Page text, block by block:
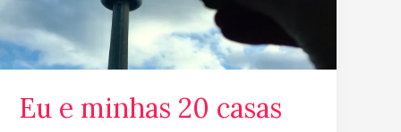
Eu e minhas 20 casas